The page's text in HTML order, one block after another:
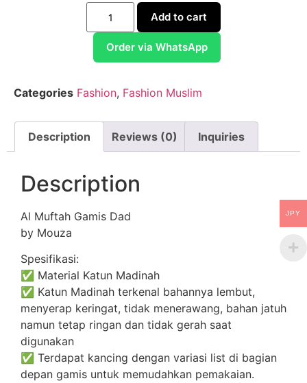
Add to cart
Order via WhatsApp
Categories Fashion, Fashion Muslim
Description Reviews (0) Inquiries
Description
Al Muftah Gamis Dad
by Mouza
Spesifikasi:
✅ Material Katun Madinah
✅ Katun Madinah terkenal bahannya lembut,
menyerap keringat, tidak menerawang, bahan jatuh
namun tetap ringan dan tidak gerah saat
digunakan
✅ Terdapat kancing dengan variasi list di bagian
depan gamis untuk memudahkan pemakaian.
JPY